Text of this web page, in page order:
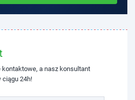
a nasz konsultant
ciągu 24h!